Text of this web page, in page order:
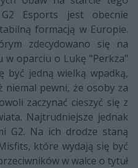
Esports jest obecnie
formacją w Europie.
zdecydowano się na
w oparciu o Lukę "Perkza"
być jedną wielką wpadką,
niemal pewni, że osoby za
zaczynać cieszyć się z
Najtrudniejsze jednak
G2. Na ich drodze staną
które wydają się być
w walce o tytuł